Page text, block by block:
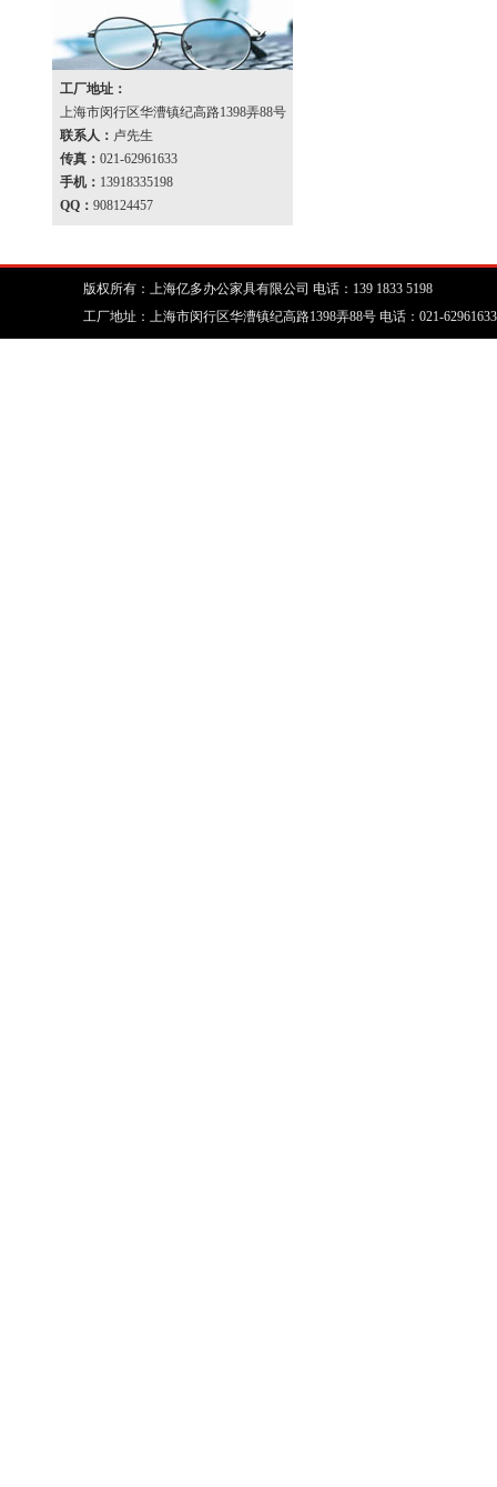
工厂地址：
上海市闵行区华漕镇纪高路1398弄88号
联系人： 卢先生
传真： 021-62961633
手机： 13918335198
QQ： 908124457
版权所有：上海亿多办公家具有限公司 电话：139 1833 5198
工厂地址：上海市闵行区华漕镇纪高路1398弄88号 电话：021-